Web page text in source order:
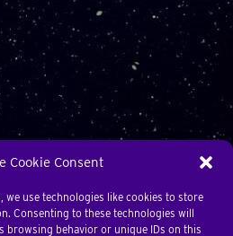
Cookie Consent
we use technologies like cookies to store
Consenting to these technologies will
browsing behavior or unique IDs on this